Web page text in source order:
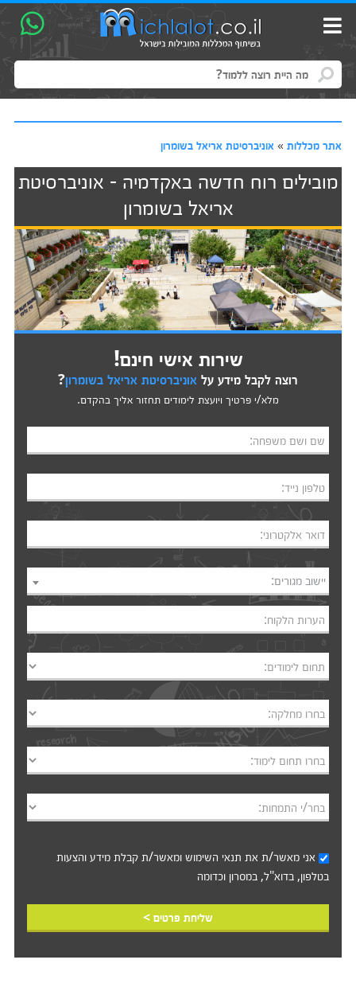
אתר מכללות» אוניברסיטת אריאל בשומרון
מובילים רוח חדשה באקדמיה - אוניברסיטת
אריאל בשומרון
שירות אישי חינם!
רוצה לקבל מידע על אוניברסיטת אריאל בשומרון?
מלא/י פרטיך ויועצת לימודים תחזור אליך בהקדם.
שם ושם משפחה:
טלפון נייד:
דואר אלקטרוני:
יישוב מגורים:
הערות הלקוח:
תחום לימודים:
בחרו מחלקה:
בחרו תחום לימוד:
בחר/י התמחות:
אני מאשר/ת את תנאי השימושומאשר/ת קבלת מידע והצעות
בטלפון, בדוא"ל, במסרון וכדומה‎‎
שליחת פרטים >